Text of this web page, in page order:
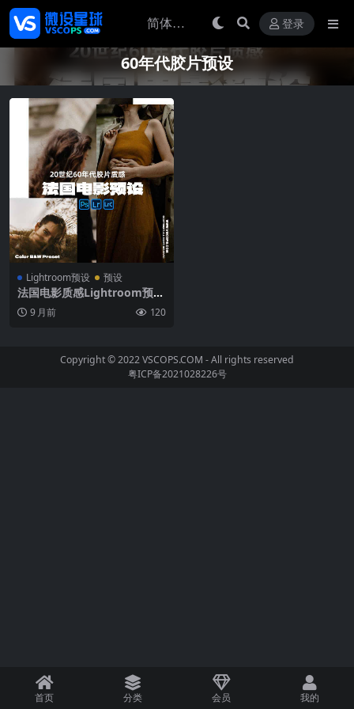
登录
60年代胶片预设
Lightroom预设 预设
法国电影质感Lightroom预设
20世纪60年代复古胶片风格P
S/ACR调色包
9 月前 120
Copyright © 2022VSCOPS.COM - All rights reserved
粤ICP备2021028226号
首页 分类 会员 我的